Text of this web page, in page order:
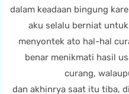
dalam keadaan bingung
aku selalu berniat
menyontek ato hal-hal
benar menikmati hasil
curang,
dan akhinrya saat itu tiba,